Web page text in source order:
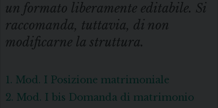
un formato liberamente editabile. Si
raccomanda, tuttavia, di non
modificarne la struttura.
1. Mod. I Posizione matrimoniale
2. Mod. I bis Domanda di matrimonio